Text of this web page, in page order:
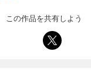
この作品を共有しよう